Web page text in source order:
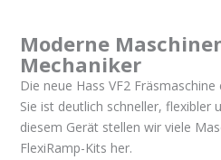
Moderne
Mechaniker
Die neue Hass VF2
Sie ist deutlich schneller, flexibler
diesem Gerät stellen wir viele
FlexiRamp-Kits her.